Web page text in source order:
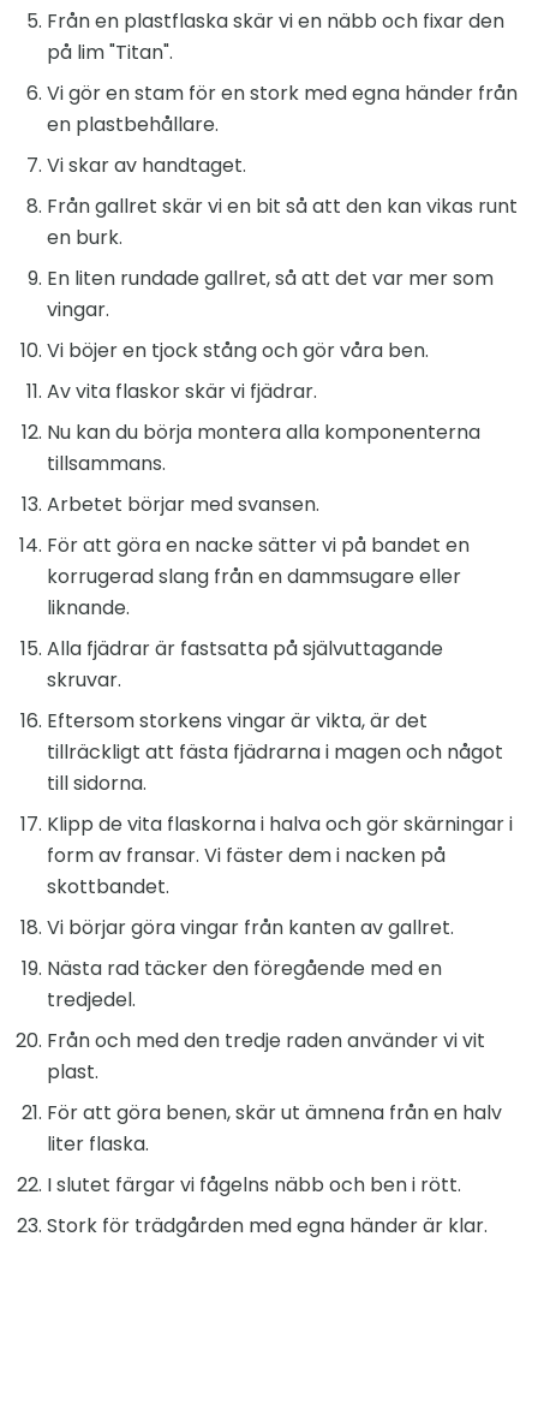
Från en plastflaska skär vi en näbb och fixar den
på lim "Titan".
Vi gör en stam för en stork med egna händer från
en plastbehållare.
Vi skar av handtaget.
Från gallret skär vi en bit så att den kan vikas runt
en burk.
En liten rundade gallret, så att det var mer som
vingar.
Vi böjer en tjock stång och gör våra ben.
Av vita flaskor skär vi fjädrar.
Nu kan du börja montera alla komponenterna
tillsammans.
Arbetet börjar med svansen.
För att göra en nacke sätter vi på bandet en
korrugerad slang från en dammsugare eller
liknande.
Alla fjädrar är fastsatta på självuttagande
skruvar.
Eftersom storkens vingar är vikta, är det
tillräckligt att fästa fjädrarna i magen och något
till sidorna.
Klipp de vita flaskorna i halva och gör skärningar i
form av fransar. Vi fäster dem i nacken på
skottbandet.
Vi börjar göra vingar från kanten av gallret.
Nästa rad täcker den föregående med en
tredjedel.
Från och med den tredje raden använder vi vit
plast.
För att göra benen, skär ut ämnena från en halv
liter flaska.
I slutet färgar vi fågelns näbb och ben i rött.
Stork för trädgården med egna händer är klar.